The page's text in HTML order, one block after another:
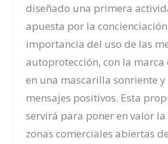
diseñado una primera
apuesta por la
importancia del uso de las
autoprotección, con la marca
en una mascarilla sonriente
mensajes positivos. Esta
servirá para poner en valor
zonas comerciales abiertas